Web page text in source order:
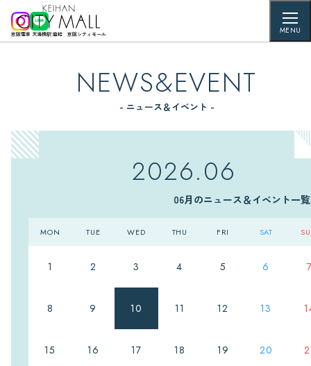
京阪電車 天満橋駅 直結 京阪シティモール MENU
NEWS&EVENT
- ニュース＆イベント -
2026.06
06月のニュース＆イベント一覧
MON TUE WED THU FRI SAT
1 2 3 4 5 6
8 9 10 11 12 13
15 16 17 18 19 20